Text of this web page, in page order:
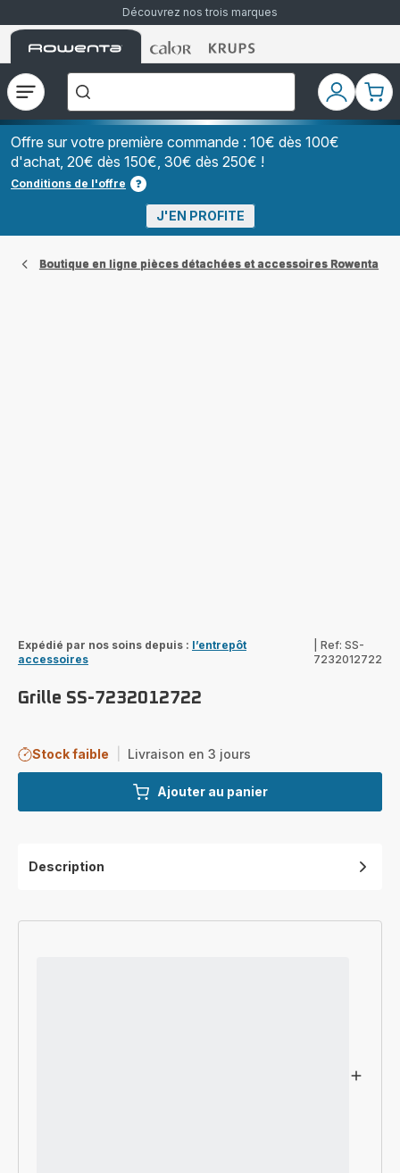
Découvrez nos trois marques
Accueil
Rowenta
Accueil
Rowenta
Accueil
Rowenta
Ouvrir
le
menu
recherchez-
vous
?","Aspirateurs
à
Grains","Centrales
Vapeurs","Sèche
Cheveux"]
Mon
compte
Mon
Offre sur votre première commande : 10€ dès 100€
d'achat, 20€ dès 150€, 30€ dès 250€ !
Conditions de l'offre
J'EN PROFITE
Boutique en ligne pièces détachées et accessoires Rowenta
Expédié par nos soins depuis : l’entrepôt
accessoires
Ref: SS-
7232012722
Grille SS-7232012722
Stock faible Livraison en 3 jours
Ajouter au panier
Description